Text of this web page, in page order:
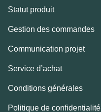
Statut produit
Gestion des commandes
Communication projet
Service d’achat
Conditions générales
Politique de confidentialité